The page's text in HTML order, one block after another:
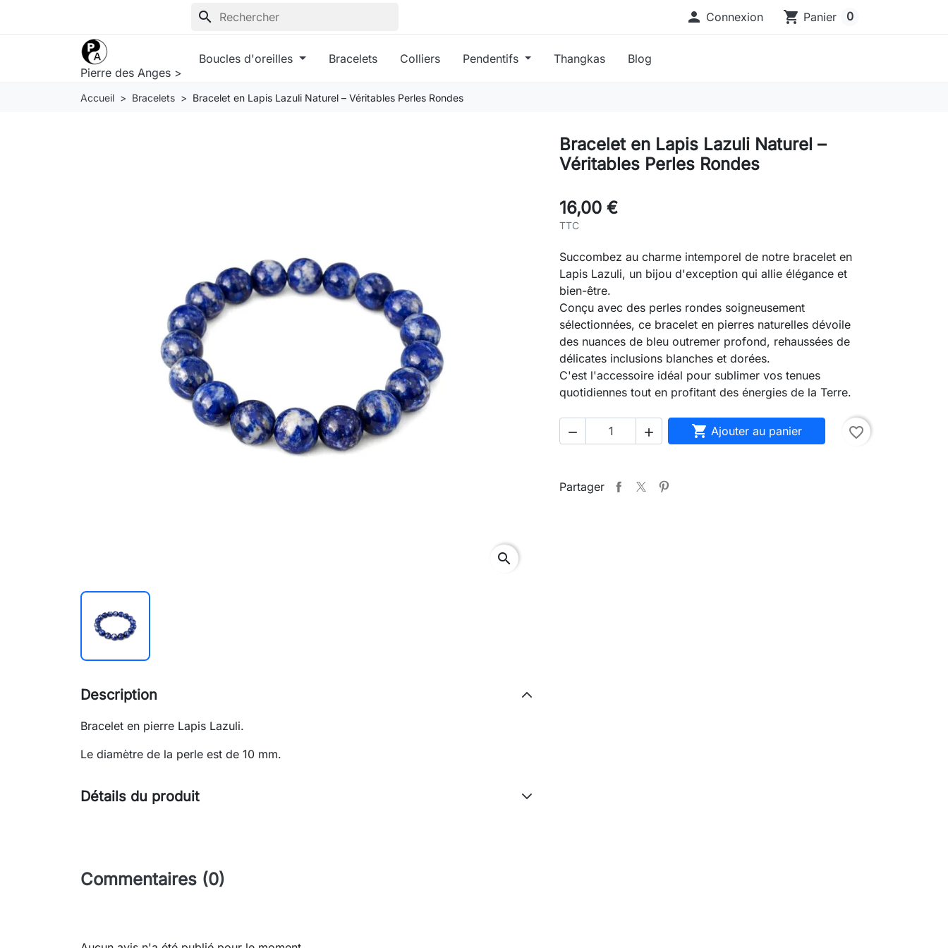
search  Connexion shopping_cart Panier 0
Pierre des Anges >
Boucles d'oreilles Bracelets Colliers Pendentifs Thangkas Blog
Accueil Bracelets Bracelet en Lapis Lazuli Naturel – Véritables Perles Rondes
search
Bracelet en Lapis Lazuli Naturel –
Véritables Perles Rondes
16,00 €
TTC
Succombez au charme intemporel de notre bracelet en
Lapis Lazuli, un bijou d'exception qui allie élégance et
bien-être.
Conçu avec des perles rondes soigneusement
sélectionnées, ce bracelet en pierres naturelles dévoile
des nuances de bleu outremer profond, rehaussées de
délicates inclusions blanches et dorées.
C'est l'accessoire idéal pour sublimer vos tenues
quotidiennes tout en profitant des énergies de la Terre.
   Ajouter au panier favorite_border
Partager
Description
Bracelet en pierre Lapis Lazuli.
Le diamètre de la perle est de 10 mm.
Détails du produit
Commentaires (0)